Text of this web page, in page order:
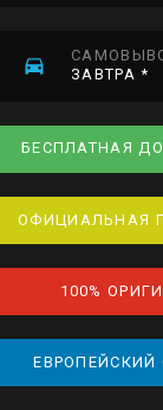
ЗАВТРА *
БЕСПЛАТНАЯ
ОФИЦИАЛЬНАЯ
100%
ЕВРОПЕЙСКИЙ